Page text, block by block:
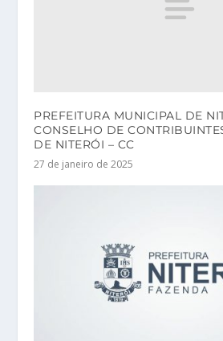
PREFEITURA MUNICIPAL DE
CONSELHO DE
DE NITERÓI – CC
27 de janeiro de 2025